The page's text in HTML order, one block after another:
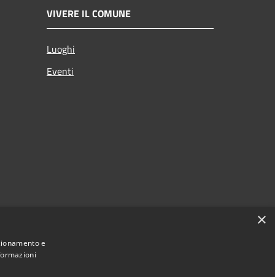
VIVERE IL COMUNE
Luoghi
Eventi
×
e